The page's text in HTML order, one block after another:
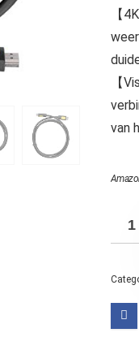
【
【
van